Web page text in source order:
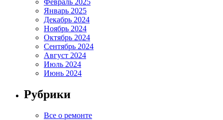
Январь 2025
Декабрь 2024
Ноябрь 2024
Октябрь 2024
Сентябрь 2024
Август 2024
Июль 2024
Июнь 2024
Рубрики
Все о ремонте